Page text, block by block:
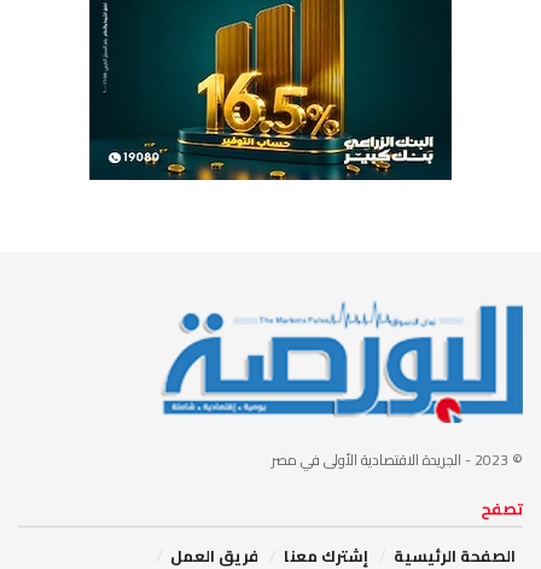
© 2023 - الجريدة الاقتصادية الأولى في مصر
تصفح
الصفحة الرئيسية
إشترك معنا فريق العمل